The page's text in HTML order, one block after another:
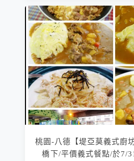
桃園-八德【堤亞莫義式廚
橋下/平價義式餐點/於7/